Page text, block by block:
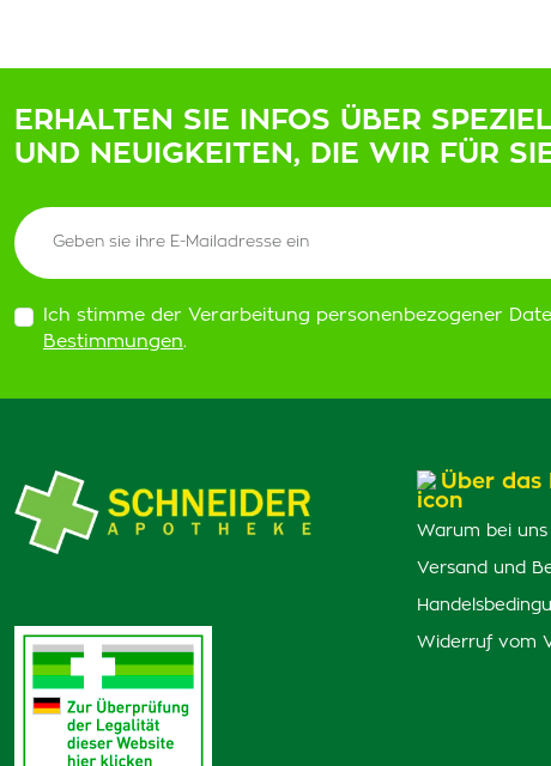
ERHALTEN SIE INFOS ÜBER
UND NEUIGKEITEN, DIE WIR FÜR
Ich stimme der Verarbeitung personenbezogener
Bestimmungen.
Über das
Warum bei
Versand und
Widerruf vom